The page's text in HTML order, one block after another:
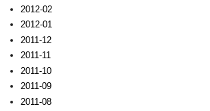
2012-02
2012-01
2011-12
2011-11
2011-10
2011-09
2011-08